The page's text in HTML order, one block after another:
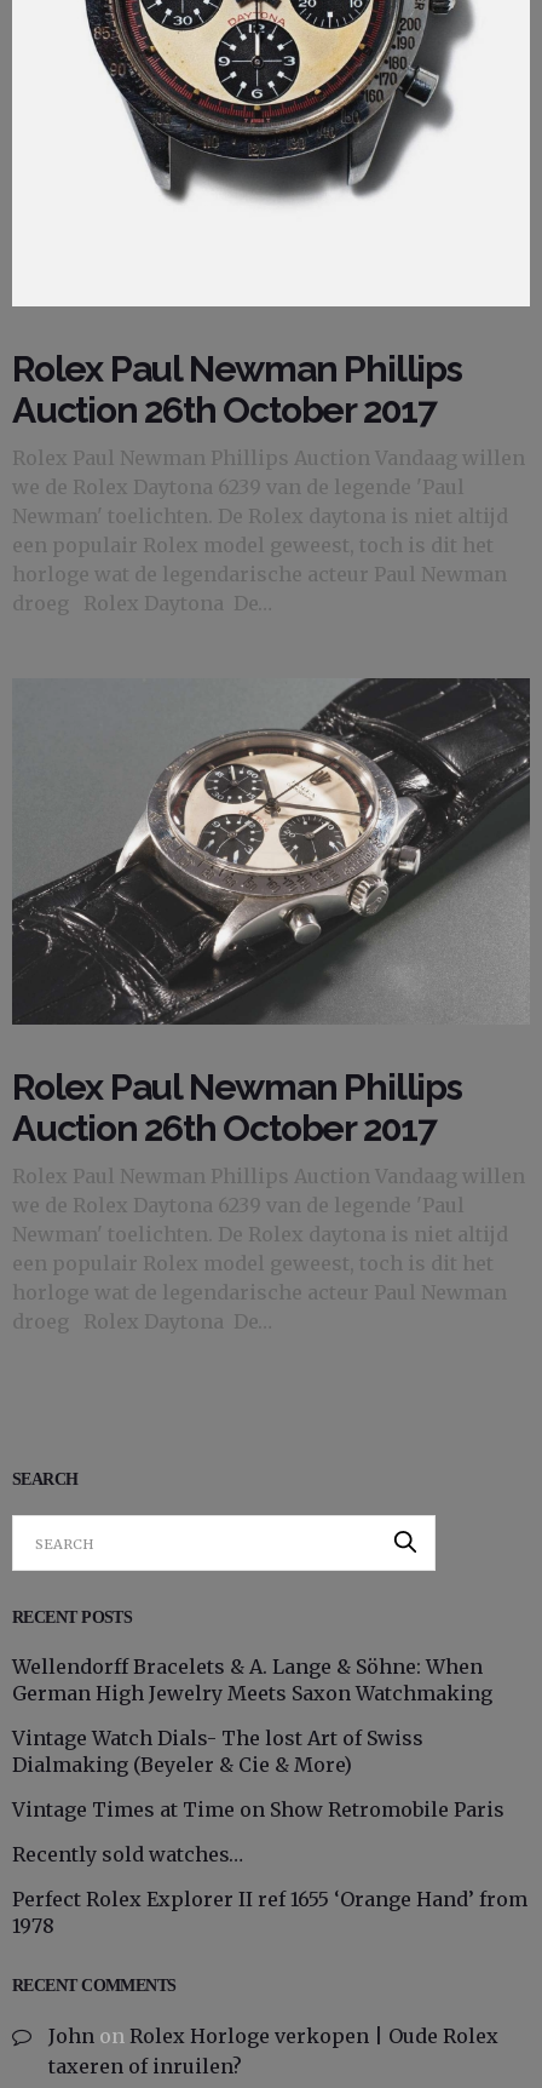
Rolex Paul Newman Phillips
Auction 26th October 2017
Rolex Paul Newman Phillips Auction Vandaag willen
we de Rolex Daytona 6239 van de legende 'Paul
Newman' toelichten. De Rolex daytona is niet altijd
een populair Rolex model geweest, toch is dit het
horloge wat de legendarische acteur Paul Newman
droeg Rolex Daytona De…
Rolex Paul Newman Phillips
Auction 26th October 2017
Rolex Paul Newman Phillips Auction Vandaag willen
we de Rolex Daytona 6239 van de legende 'Paul
Newman' toelichten. De Rolex daytona is niet altijd
een populair Rolex model geweest, toch is dit het
horloge wat de legendarische acteur Paul Newman
droeg Rolex Daytona De…
SEARCH
RECENT POSTS
Wellendorff Bracelets & A. Lange & Söhne: When
German High Jewelry Meets Saxon Watchmaking
Vintage Watch Dials- The lost Art of Swiss
Dialmaking (Beyeler & Cie & More)
Vintage Times at Time on Show Retromobile Paris
Recently sold watches…
Perfect Rolex Explorer II ref 1655 ‘Orange Hand’ from
1978
RECENT COMMENTS
John on Rolex Horloge verkopen | Oude Rolex
taxeren of inruilen?